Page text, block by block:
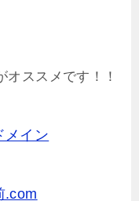
ススメです！！
メイン
.com